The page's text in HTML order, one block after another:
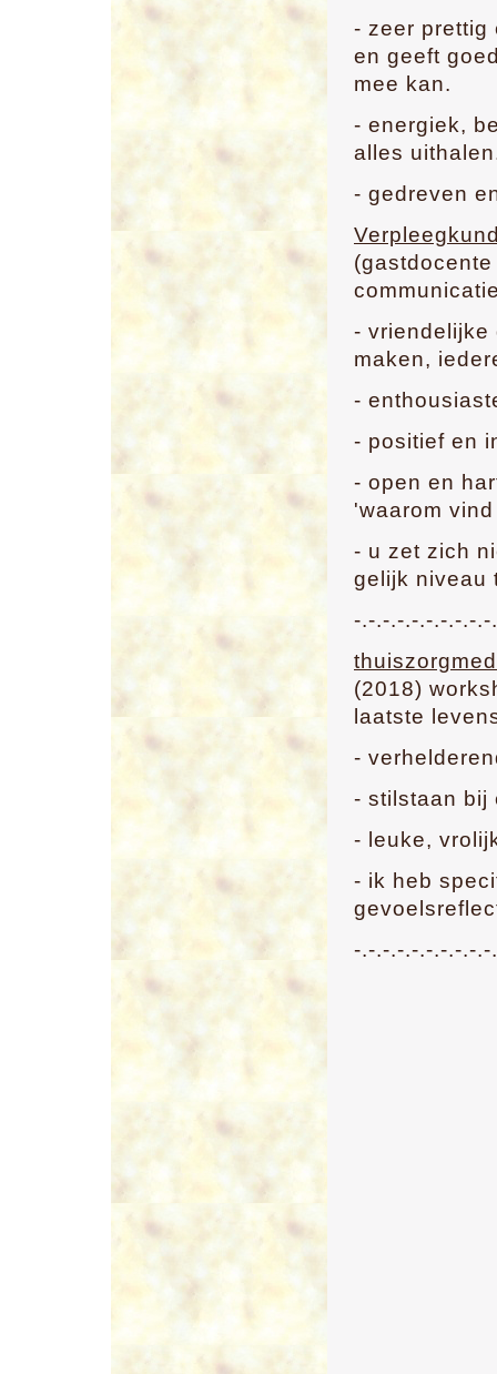
- zeer prettig
en geeft
mee kan.
- energiek,
alles
- gedreven
- vriendelijke
maken,
-
- positief en
- open en
'waarom
- u zet zich
gelijk niveau
-.-.-.-.-.-.-.-.-
(2018)
laatste
-
- stilstaan bij
- leuke,
- ik heb
-.-.-.-.-.-.-.-.-